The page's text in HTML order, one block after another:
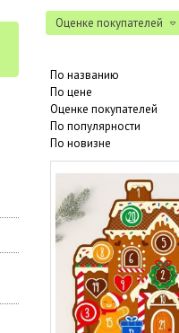
Оценке покупателей
По названию
По цене
Оценке покупателей
По популярности
По новизне